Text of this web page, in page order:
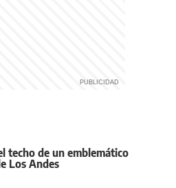
techo de un emblemático
Los Andes